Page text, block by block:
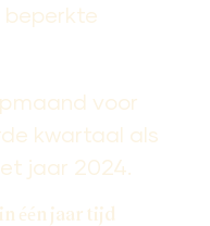
voor
kwartaal als
jaar 2024.
één jaar tijd